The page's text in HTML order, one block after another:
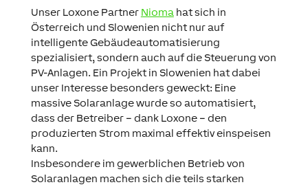
Unser Loxone Partner Nioma hat sich in
Österreich und Slowenien nicht nur auf
intelligente Gebäudeautomatisierung
spezialisiert, sondern auch auf die Steuerung von
PV-Anlagen. Ein Projekt in Slowenien hat dabei
unser Interesse besonders geweckt: Eine
massive Solaranlage wurde so automatisiert,
dass der Betreiber – dank Loxone – den
produzierten Strom maximal effektiv einspeisen
kann.
Insbesondere im gewerblichen Betrieb von
Solaranlagen machen sich die teils starken